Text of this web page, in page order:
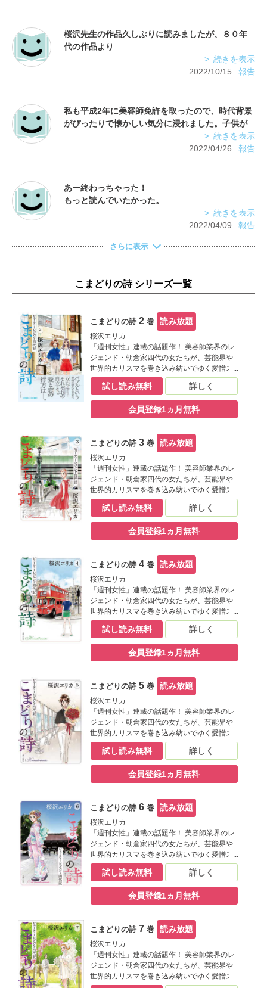
桜沢先生の作品久しぶりに読みましたが、８０年
代の作品より
今のこの作品の方が断然好きです！ストーリーも
続きを表示
2022/10/15
報告
私も平成2年に美容師免許を取ったので、時代背景
がぴったりで懐かしい気分に浸れました。子供が
いれば、この物語のように続いていたんでしょう
続きを表示
2022/04/26
報告
あー終わっちゃった！
もっと読んでいたかった。
続きを表示
2022/04/09
報告
さらに表示
こまどりの詩 シリーズ一覧
こまどりの詩2巻 読み放題
桜沢エリカ
「週刊女性」連載の話題作！ 美容師業界のレ
ジェンド・朝倉家四代の女たちが、芸能界や
世界的カリスマを巻き込み紡いでゆく愛憎ス
トーリー。 ブライダルのヘアメイクが話題と
なり、美容師として着実にステップアップし
ている椿。 娘の藤子は高校を中退し、モデル
の道へ。決意と出会いが交差する！
試し読み無料 詳しく
会員登録1ヵ月無料
こまどりの詩3巻 読み放題
桜沢エリカ
「週刊女性」連載の話題作！ 美容師業界のレ
ジェンド・朝倉家四代の女たちが、芸能界や
世界的カリスマを巻き込み紡いでゆく愛憎ス
トーリー。 娘・藤子は「レスカ」のコマーシ
ャルで一躍大人気モデルに。一方、母の椿は
和装ブライダルに注目し始める。時代はバブ
ル真っ只中。「こまどり美容室」周辺にも地
試し読み無料 詳しく
会員登録1ヵ月無料
こまどりの詩4巻 読み放題
桜沢エリカ
「週刊女性」連載の話題作！ 美容師業界のレ
ジェンド・朝倉家四代の女たちが、芸能界や
世界的カリスマを巻き込み紡いでゆく愛憎ス
トーリー。 同じ事務所のモデルの策略に陥
り、藤子は大好きな彼氏を失い芸能界の仕事
も辞めることに。だが、失意のうちに訪れた
ロンドンで世界的ヘアデザイナーのジェムと
迷わず美容師になることを決意するのだ
が…。
試し読み無料 詳しく
会員登録1ヵ月無料
こまどりの詩5巻 読み放題
桜沢エリカ
「週刊女性」連載の話題作！ 美容師業界のレ
ジェンド・朝倉家四代の女たちが、芸能界や
世界的カリスマを巻き込み紡いでゆく愛憎ス
トーリー。 誠実な銀行マン・岩崎の尽力もあ
って「こまどり美容室」は日本橋から青山へ
と無事に移転、名前も「朝倉椿美容室」とし
てオープンする。そんな折、大女優・森千明
子と親友のひとみには国家試験合格の報せ
が…。
試し読み無料 詳しく
会員登録1ヵ月無料
こまどりの詩6巻 読み放題
桜沢エリカ
「週刊女性」連載の話題作！ 美容師業界のレ
ジェンド・朝倉家四代の女たちが、芸能界や
世界的カリスマを巻き込み紡いでゆく愛憎ス
トーリー。 早く一人前の美容師になりたい藤
子だが、モデル時代のマネジャー・松田から
突然のプロポーズ！ これを機に藤子の気持
ちは揺れるように。一方、椿は和装・着付け
タッフに講習会の参加を呼びかけるがみんな
の反応は悪い。
試し読み無料 詳しく
会員登録1ヵ月無料
こまどりの詩 7巻 読み放題
桜沢エリカ
「週刊女性」連載の話題作！ 美容師業界のレ
ジェンド・朝倉家四代の女たちが、芸能界や
世界的カリスマを巻き込み紡いでゆく愛憎ス